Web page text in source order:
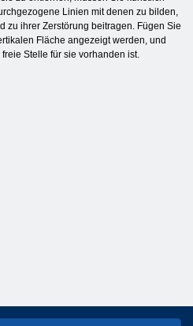
Linien mit denen zu bilden,
zu ihrer Zerstörung beitragen. Fügen Sie
Fläche angezeigt werden, und
Stelle für sie vorhanden ist.